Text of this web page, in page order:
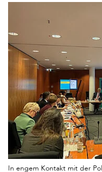
In engem Kontakt mit der